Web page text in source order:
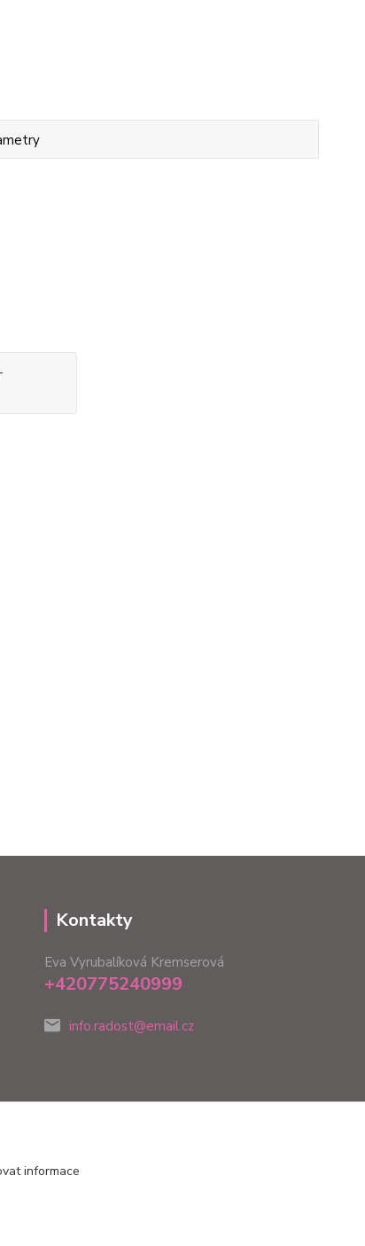
Kontakty
Eva Vyrubalíková Kremserová
+420775240999
info.radost@email.cz
informace